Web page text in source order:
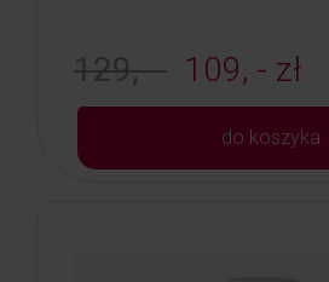
129, - 109, - zł
do koszyka